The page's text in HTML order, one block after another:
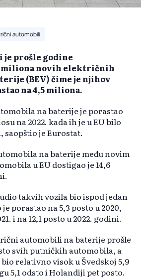
automobili
je prošle godine
miliona novih električnih
(BEV) čime je njihov
na 4,5 miliona.
na baterije je porastao
na 2022. kada ih je u EU bilo
je Eurostat.
na baterije među novim
u EU dostigao je 14,6
takvih vozila bio ispod jedan
porastao na 5,3 posto u 2020,
i na 12,1 posto u 2022. godini.
automobili na baterije prošle
svih putničkih automobila, a
relativno visok u Švedskoj 5,9
5,1 odsto i Holandiji pet posto.